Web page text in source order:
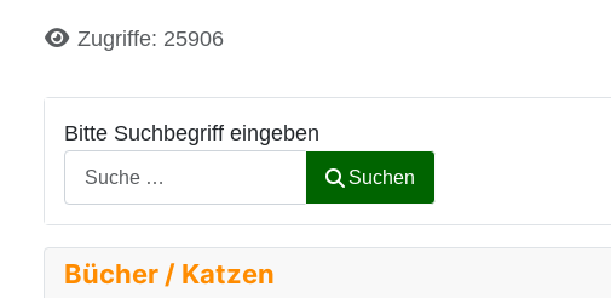
Bitte Suchbegriff eingeben
Suchen
Bücher / Katzen
DetailsZugriffe: 25906